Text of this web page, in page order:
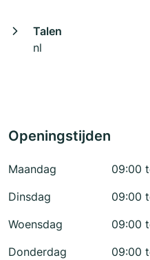
Talen
nl
Openingstijden
Maandag
09:00
Dinsdag
09:00
Woensdag
09:00
Donderdag
09:00